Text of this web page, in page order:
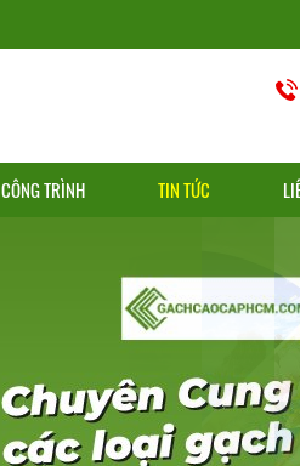
CÔNG TRÌNH TIN TỨC